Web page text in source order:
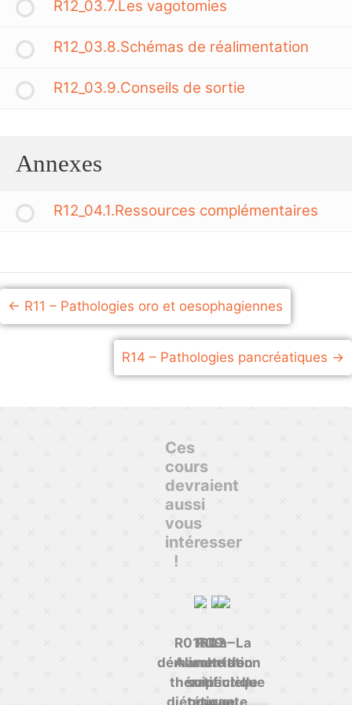
R12_03.7.Les vagotomies
R12_03.8.Schémas de réalimentation
R12_03.9.Conseils de sortie
Annexes
R12_04.1.Ressources complémentaires
R11 – Pathologies oro et oesophagiennes
R14 – Pathologies pancréatiques
Ces
cours
devraient
aussi
vous
intéresser
!
R01 - La
démarche de
soin
R02 -
Alimentation
thérapeutique
R09 - La
nutrition
artificielle